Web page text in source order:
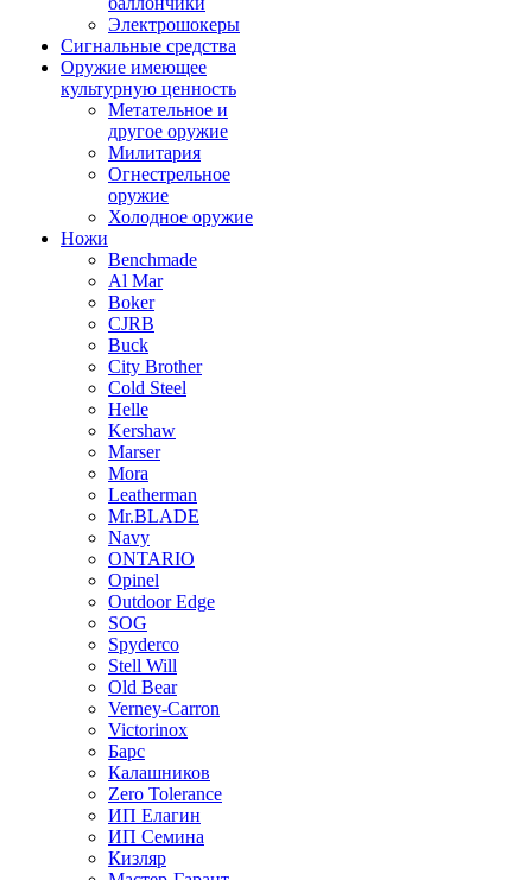
Электрошокеры
Сигнальные средства
Оружие имеющее
культурную ценность
Метательное и
другое оружие
Милитария
Огнестрельное
оружие
Холодное оружие
Ножи
Benchmade
Al Mar
Boker
CJRB
Buck
City Brother
Cold Steel
Helle
Kershaw
Marser
Mora
Leatherman
Mr.BLADE
Navy
ONTARIO
Opinel
Outdoor Edge
SOG
Spyderco
Stell Will
Old Bear
Verney-Carron
Victorinox
Барс
Калашников
Zero Tolerance
ИП Елагин
ИП Семина
Кизляр